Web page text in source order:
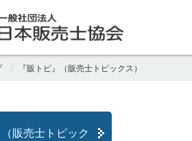
『販トピ』（販売士トピックス）
（販売士トピック